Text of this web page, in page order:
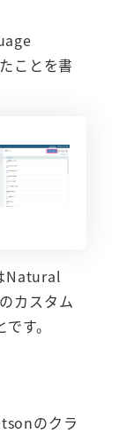
ことを書
Natural
カスタム
す。
のクラ